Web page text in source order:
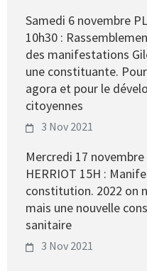
Samedi 6 novembre
10h30 :
des manifestations
une constituante.
agora et pour le
citoyennes
3 Nov 2021
Mercredi 17 novembre
HERRIOT 15H :
constitution. 2022 on
mais une nouvelle
sanitaire
3 Nov 2021